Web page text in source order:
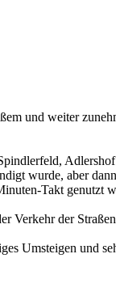
und weiter
wurde, aber
Takt genutzt
Verkehr der
Umsteigen und